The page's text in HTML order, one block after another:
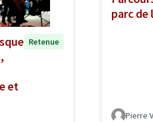
et
Retenue
parc de
Pierre